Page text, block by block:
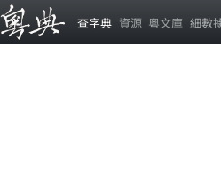
查字典 資源 粵文庫 細數